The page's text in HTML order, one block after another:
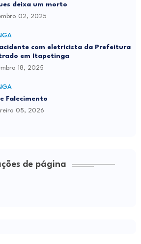
deixa um morto
02, 2025
com eletricista da Prefeitura
em Itapetinga
18, 2025
Falecimento
05, 2026
de página